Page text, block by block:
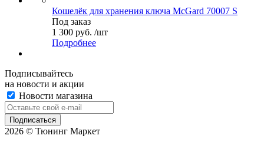
Кошелёк для хранения ключа McGard 70007 S
Под заказ
1 300 руб. /шт
Подробнее
Подписывайтесь
на новости и акции
Новости магазина
2026 © Тюнинг Маркет